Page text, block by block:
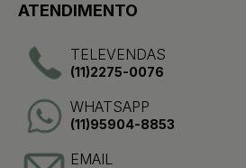
ATENDIMENTO
TELEVENDAS
(11)2275-0076
WHATSAPP
(11)95904-8853
EMAIL